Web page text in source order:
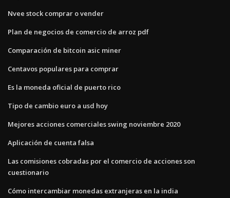
Nvee stock comprar o vender
Plan de negocios de comercio de arroz pdf
Comparación de bitcoin asic miner
Centavos populares para comprar
Es la moneda oficial de puerto rico
Tipo de cambio euro a usd hoy
Mejores acciones comerciales swing noviembre 2020
Aplicación de cuenta falsa
Las comisiones cobradas por el comercio de acciones son
cuestionario
Cómo intercambiar monedas extranjeras en la india